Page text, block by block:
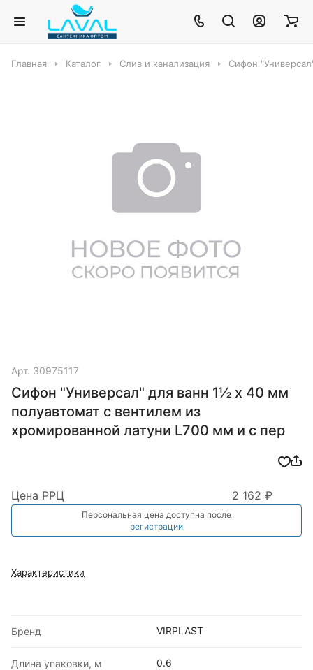
Главная Каталог Слив и канализация Сифон
Арт. 30975117
Сифон "Универсал" для ванн 1½ х 40 мм
полуавтомат с вентилем из
хромированной латуни L700 мм и с пер
Цена РРЦ 2 162 ₽
Персональная цена доступна после
регистрации
Характеристики
Бренд VIRPLAST
Длина упаковки, м 0.6